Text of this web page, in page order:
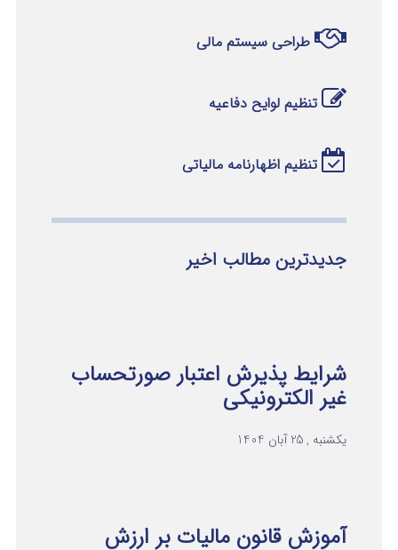
طراحی سیستم مالی
تنظیم لوایح دفاعیه
تنظیم اظهارنامه مالیاتی
جدیدترین مطالب اخیر
شرایط پذیرش اعتبار صورتحساب
غیر الکترونیکی
یکشنبه , 25 آبان 1404
آموزش قانون مالیات بر ارزش